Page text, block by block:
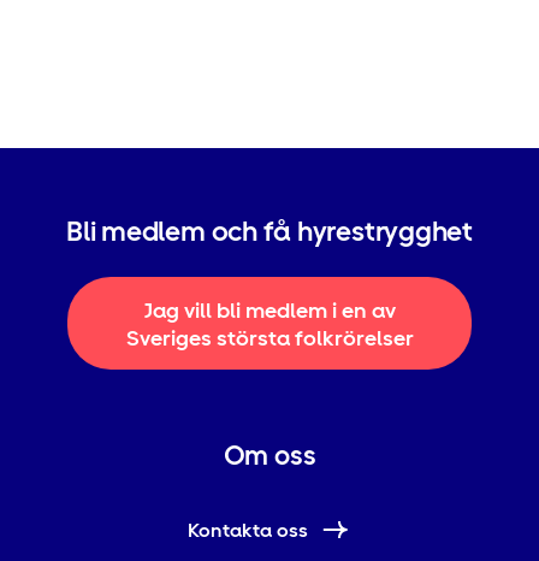
Bli medlem och få hyrestrygghet
Jag vill bli medlem i en av
Sveriges största folkrörelser
Om oss
Kontakta oss